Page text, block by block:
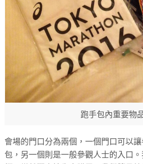
跑手包內重要物
會場的門口分為兩個，一個門口可以
包，另一個則是一般參觀人士的入口